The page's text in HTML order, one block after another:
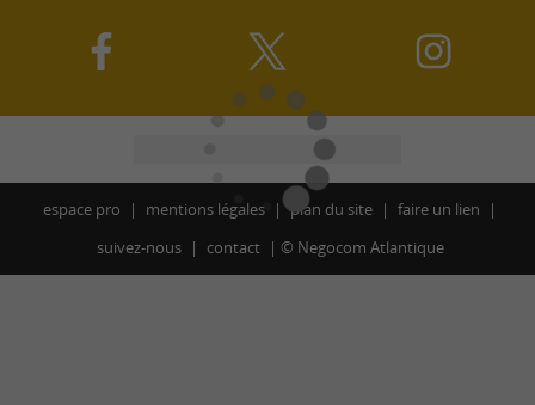
espace pro mentions légales plan du site
faire un lien
suivez-nous
contact © Negocom Atlantique